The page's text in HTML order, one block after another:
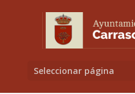
Seleccionar página